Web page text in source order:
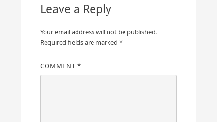
Leave a Reply
Your email address will not be published.
Required fields are marked *
COMMENT *